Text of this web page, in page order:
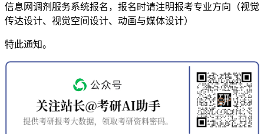
信息网调剂服务系统报名，报名时请注明报考专业方向（视觉
传达设计、视觉空间设计、动画与媒体设计）
特此通知。